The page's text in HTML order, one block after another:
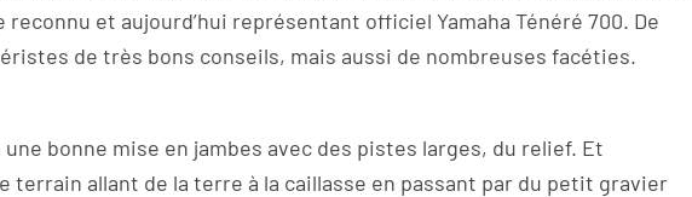
et aujourd’hui représentant officiel Yamaha Ténéré 700. De
de très bons conseils, mais aussi de nombreuses facéties.
bonne mise en jambes avec des pistes larges, du relief. Et
terrain allant de la terre à la caillasse en passant par du petit gravier